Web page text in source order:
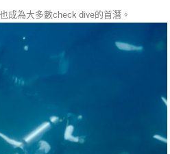
成為大多數check dive的首潛。